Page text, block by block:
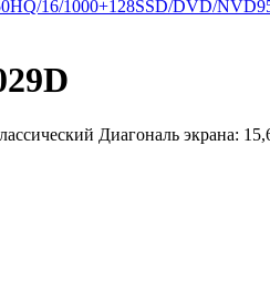
16/1000+128SSD/DVD/
Диагональ